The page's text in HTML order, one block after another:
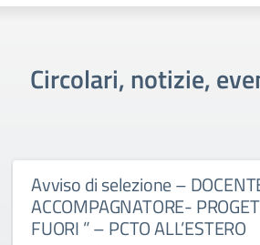
Circolari, notizie,
Avviso di selezione –
ACCOMPAGNATORE-
FUORI ” – PCTO ALL’ESTERO